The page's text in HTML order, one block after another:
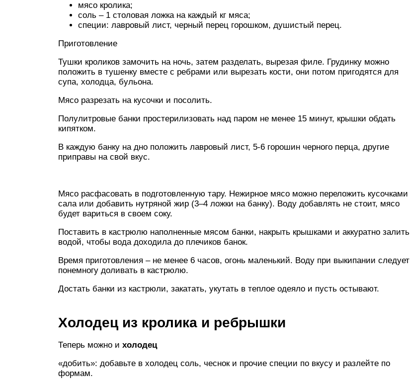
мясо кролика;
соль – 1 столовая ложка на каждый кг мяса;
специи: лавровый лист, черный перец горошком, душистый перец.
Приготовление
Тушки кроликов замочить на ночь, затем разделать, вырезая филе. Грудинку можно
положить в тушенку вместе с ребрами или вырезать кости, они потом пригодятся для
супа, холодца, бульона.
Мясо разрезать на кусочки и посолить.
Полулитровые банки простерилизовать над паром не менее 15 минут, крышки обдать
кипятком.
В каждую банку на дно положить лавровый лист, 5-6 горошин черного перца, другие
приправы на свой вкус.
Мясо расфасовать в подготовленную тару. Нежирное мясо можно переложить кусочками
сала или добавить нутряной жир (3–4 ложки на банку). Воду добавлять не стоит, мясо
будет вариться в своем соку.
Поставить в кастрюлю наполненные мясом банки, накрыть крышками и аккуратно залить
водой, чтобы вода доходила до плечиков банок.
Время приготовления – не менее 6 часов, огонь маленький. Воду при выкипании следует
понемногу доливать в кастрюлю.
Достать банки из кастрюли, закатать, укутать в теплое одеяло и пусть остывают.
Холодец из кролика и ребрышки
Теперь можно и холодец
«добить»: добавьте в холодец соль, чеснок и прочие специи по вкусу и разлейте по
формам.